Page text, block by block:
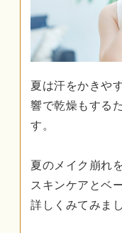
夏は汗をかきや
響で乾燥もする
す。
夏のメイク崩れ
スキンケアとベ
詳しくみてみま